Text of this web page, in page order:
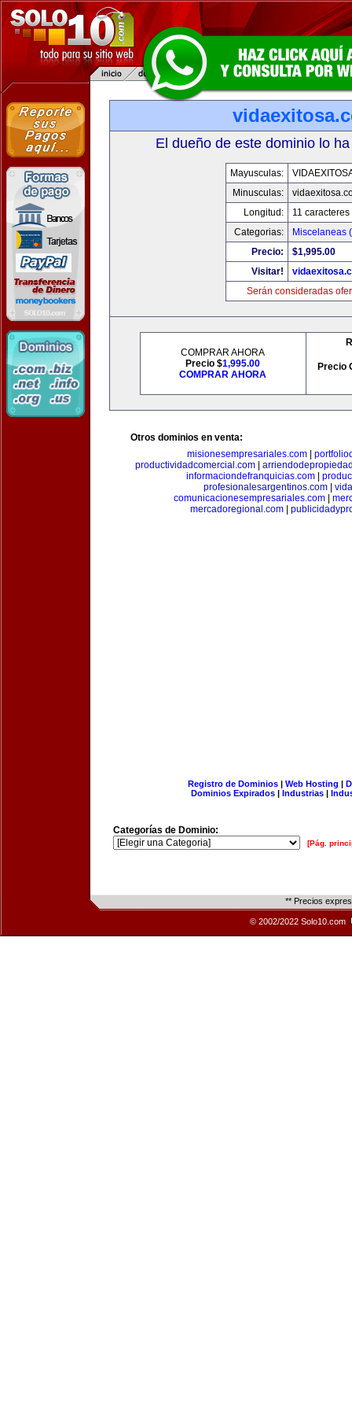
El dueño de este dominio lo
Mayusculas:
Minusculas:
Longitud:
11 caracteres
Categorias:
Miscelaneas
Precio:
$1,995.00
Visitar!
Serán consideradas
COMPRAR AHORA
Precio $1,995.00
COMPRAR AHORA
Precio
Otros dominios en venta:
misionesempresariales.com
productividadcomercial.com
informaciondefranquicias.com
profesionalesargentinos.com|
comunicacionesempresariales.com
mercadoregional.com
Registro de Dominios| Web Hosting |
Dominios Expirados | Industrias |
Categorías de Dominio:
[Pág.
** Precios
© 2002/2022 Solo10.com